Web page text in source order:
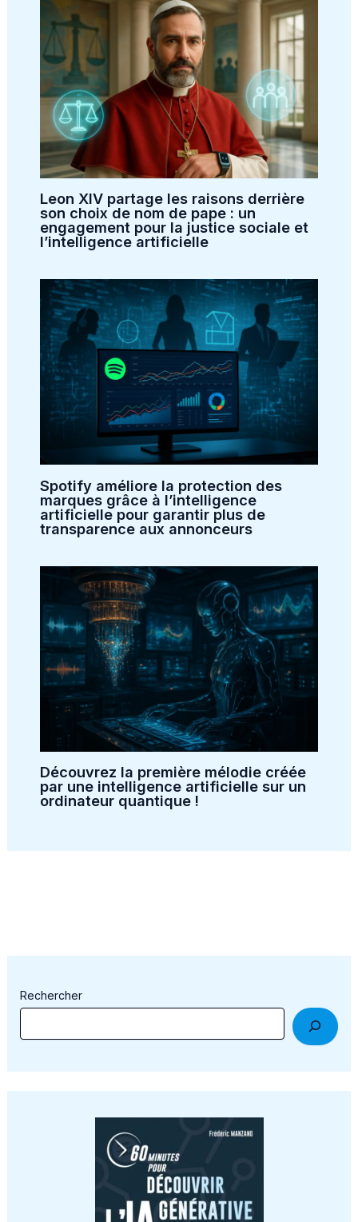
Leon XIV partage les raisons derrière
son choix de nom de pape : un
engagement pour la justice sociale et
l’intelligence artificielle
Spotify améliore la protection des
marques grâce à l’intelligence
artificielle pour garantir plus de
transparence aux annonceurs
Découvrez la première mélodie créée
par une intelligence artificielle sur un
ordinateur quantique !
Rechercher